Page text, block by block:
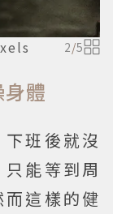
2/5
體
班後就沒
能等到周
這樣的健